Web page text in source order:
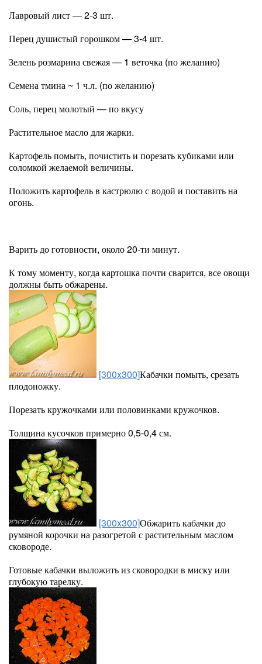
Лавровый лист — 2-3 шт.
Перец душистый горошком — 3-4 шт.
Зелень розмарина свежая — 1 веточка (по желанию)
Семена тмина ~ 1 ч.л. (по желанию)
Соль, перец молотый — по вкусу
Растительное масло для жарки.
Картофель помыть, почистить и порезать кубиками или
соломкой желаемой величины.
Положить картофель в кастрюлю с водой и поставить на
огонь.
Варить до готовности, около 20-ти минут.
К тому моменту, когда картошка почти сварится, все овощи
должны быть обжарены.
[300x300]Кабачки помыть, срезать
плодоножку.
Порезать кружочками или половинками кружочков.
Толщина кусочков примерно 0,5-0,4 см.
[300x300]Обжарить кабачки до
румяной корочки на разогретой с растительным маслом
сковороде.
Готовые кабачки выложить из сковородки в миску или
глубокую тарелку.